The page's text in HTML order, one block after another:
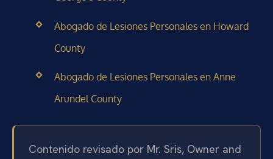
Abogado de Lesiones Personales en Howard
County
Abogado de Lesiones Personales en Anne
Arundel County
Contenido revisado por Mr. Sris, Owner and